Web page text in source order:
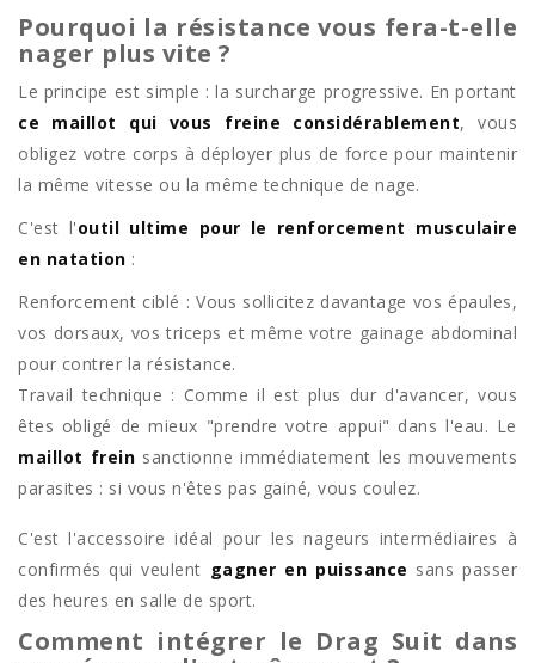
Pourquoi la résistance vous fera-t-elle
nager plus vite ?
Le principe est simple : la surcharge progressive. En portant
ce maillot qui vous freine considérablement, vous
obligez votre corps à déployer plus de force pour maintenir
la même vitesse ou la même technique de nage.
C'est l'outil ultime pour le renforcement musculaire
en natation :
Renforcement ciblé : Vous sollicitez davantage vos épaules,
vos dorsaux, vos triceps et même votre gainage abdominal
pour contrer la résistance.
Travail technique : Comme il est plus dur d'avancer, vous
êtes obligé de mieux "prendre votre appui" dans l'eau. Le
maillot frein sanctionne immédiatement les mouvements
parasites : si vous n'êtes pas gainé, vous coulez.
C'est l'accessoire idéal pour les nageurs intermédiaires à
confirmés qui veulent gagner en puissance sans passer
des heures en salle de sport.
Comment intégrer le Drag Suit dans